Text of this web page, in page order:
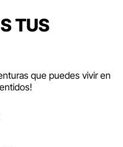
TUS
que puedes vivir en